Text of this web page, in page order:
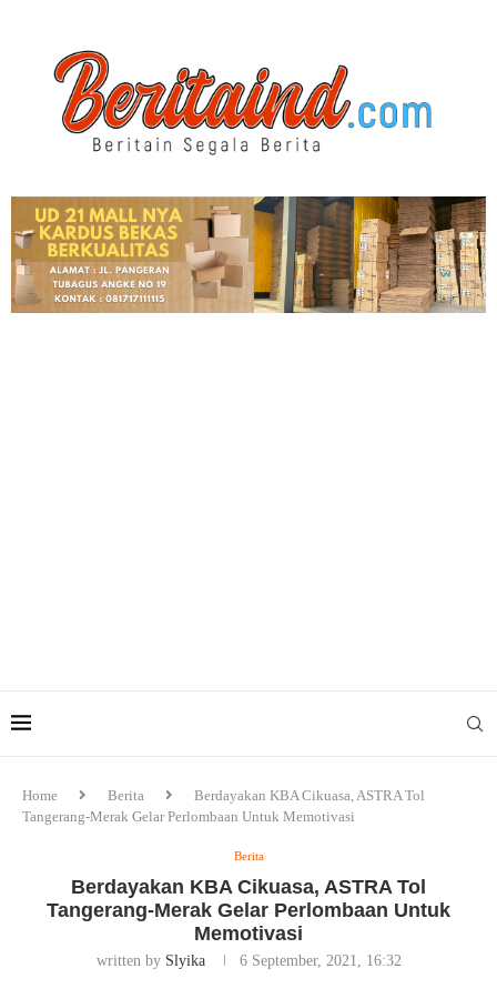
Home Berita
Berdayakan KBA Cikuasa, ASTRA Tol
Tangerang-Merak Gelar Perlombaan Untuk Memotivasi
Berita
Berdayakan KBA Cikuasa, ASTRA Tol
Tangerang-Merak Gelar Perlombaan Untuk
Memotivasi
written by Slyika 6 September, 2021, 16:32